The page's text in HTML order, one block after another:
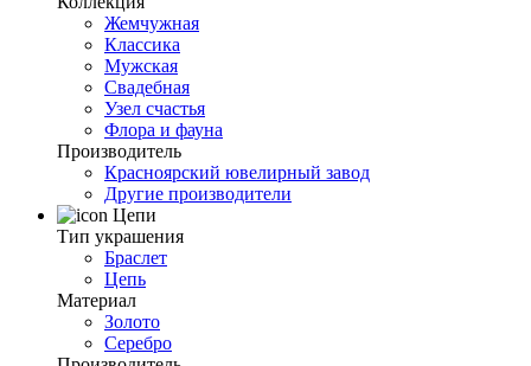
Жемчужная
Классика
Мужская
Свадебная
Узел счастья
Флора и фауна
Производитель
Красноярский ювелирный завод
Другие производители
Цепи
Тип украшения
Браслет
Цепь
Материал
Золото
Серебро